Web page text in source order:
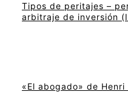
Tipos de peritajes –
arbitraje de inversión
«El abogado» de Henri